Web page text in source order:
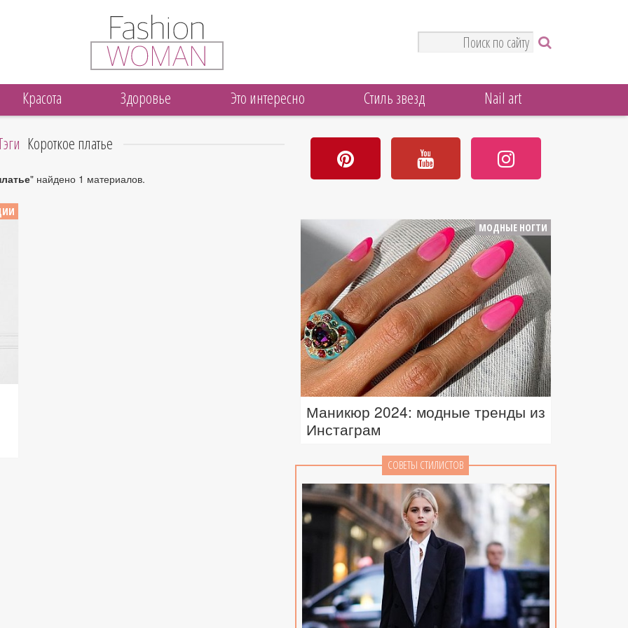
Красота Здоровье Это интересно Стиль звезд Nail art
Короткое платье
" найдено 1 материалов.
МОДНЫЕ НОГТИ
Маникюр 2024: модные тренды из
Инстаграм
СОВЕТЫ СТИЛИСТОВ